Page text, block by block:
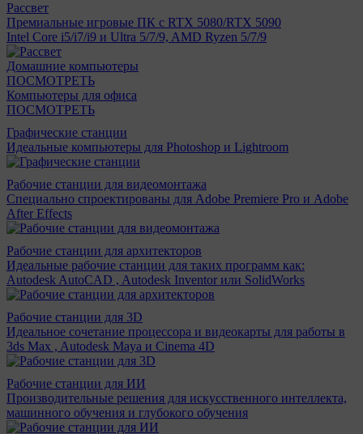
Рассвет
Премиальные игровые ПК с RTX 5080/RTX 5090
Intel Core i5/i7/i9 и Ultra 5/7/9, AMD Ryzen 5/7/9
Домашние компьютеры
ПОСМОТРЕТЬ
Компьютеры для офиса
ПОСМОТРЕТЬ
Графические станции
Идеальные компьютеры для Photoshop и Lightroom
Рабочие станции для видеомонтажа
Специально спроектированы для Adobe Premiere Pro и Adobe
After Effects
Рабочие станции для архитекторов
Идеальные рабочие станции для таких программ как:
Autodesk AutoCAD , Autodesk Inventor или SolidWorks
Рабочие станции для 3D
Идеальное сочетание процессора и видеокарты для работы в
3ds Max , Autodesk Maya и Cinema 4D
Рабочие станции для ИИ
Производительные решения для искусственного интеллекта,
машинного обучения и глубокого обучения